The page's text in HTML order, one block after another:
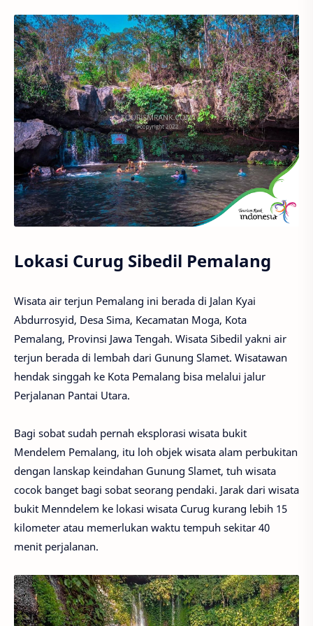
Lokasi Curug Sibedil Pemalang
Wisata air terjun Pemalang ini berada di Jalan Kyai
Abdurrosyid, Desa Sima, Kecamatan Moga, Kota
Pemalang, Provinsi Jawa Tengah. Wisata Sibedil yakni air
terjun berada di lembah dari Gunung Slamet. Wisatawan
hendak singgah ke Kota Pemalang bisa melalui jalur
Perjalanan Pantai Utara.
Bagi sobat sudah pernah eksplorasi wisata bukit
Mendelem Pemalang, itu loh objek wisata alam perbukitan
dengan lanskap keindahan Gunung Slamet, tuh wisata
cocok banget bagi sobat seorang pendaki. Jarak dari wisata
bukit Menndelem ke lokasi wisata Curug kurang lebih 15
kilometer atau memerlukan waktu tempuh sekitar 40
menit perjalanan.